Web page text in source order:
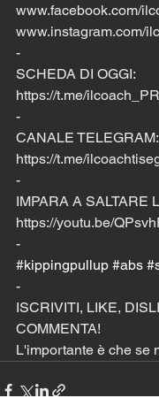
www.facebook.com/
www.instagram.com/
-
SCHEDA DI OGGI:
https://t.me/
-
CANALE TELEGRAM:
https://t.me/
-
IMPARA A SALTARE
https://youtu.be/
-
#kippingpullup #abs
-
ISCRIVITI, LIKE,
COMMENTA!
L'importante è che se